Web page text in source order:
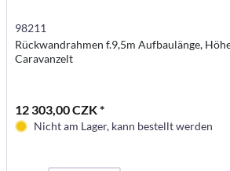
98211
Rückwandrahmen f.9,5m Aufbaulänge,
Caravanzelt
12 303,00 CZK *
Nicht am Lager, kann bestellt werden